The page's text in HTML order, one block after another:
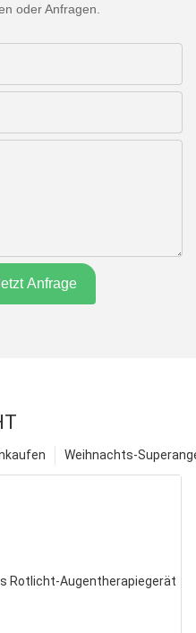
oder Anfragen.
Anfrage
Weihnachts-